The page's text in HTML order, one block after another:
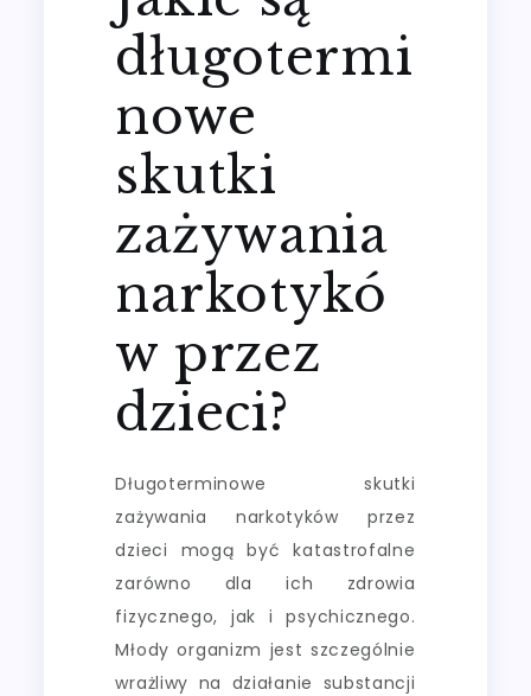
długotermi
nowe
skutki
zażywania
narkotykó
w przez
dzieci?
Długoterminowe skutki
zażywania narkotyków przez
dzieci mogą być katastrofalne
zarówno dla ich zdrowia
fizycznego, jak i psychicznego.
Młody organizm jest szczególnie
wrażliwy na działanie substancji